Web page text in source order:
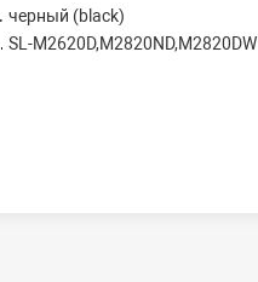
черный (black)
SL-M2620D,M2820ND,M2820DW